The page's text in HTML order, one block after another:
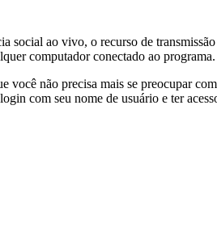
social ao vivo, o recurso de
computador conectado ao programa.
não precisa mais se preocupar
com seu nome de usuário e ter